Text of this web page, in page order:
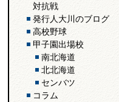
対抗戦
発行人大川のブログ
高校野球
甲子園出場校
南北海道
北北海道
センバツ
コラム